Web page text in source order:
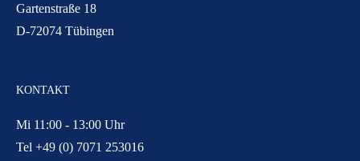
Gartenstraße 18
D-72074 Tübingen
KONTAKT
Mi 11:00 - 13:00 Uhr
Tel +49 (0) 7071 253016